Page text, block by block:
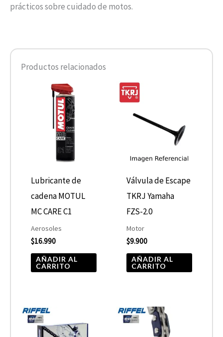
prácticos sobre cuidado de motos.
Productos relacionados
Lubricante de
cadena MOTUL
MC CARE C1
Aerosoles
$16.990
AÑADIR AL
CARRITO
Válvula de Escape
TKRJ Yamaha
FZS-2.0
Motor
$9.900
AÑADIR AL
CARRITO